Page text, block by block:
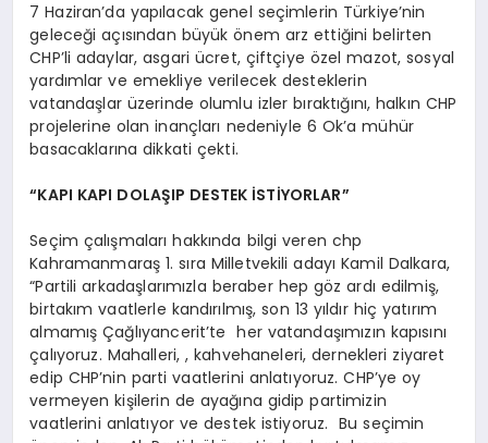
7 Haziran’da yapılacak genel seçimlerin Türkiye’nin
geleceği açısından büyük önem arz ettiğini belirten
CHP’li adaylar, asgari ücret, çiftçiye özel mazot, sosyal
yardımlar ve emekliye verilecek desteklerin
vatandaşlar üzerinde olumlu izler bıraktığını, halkın CHP
projelerine olan inançları nedeniyle 6 Ok’a mühür
basacaklarına dikkati çekti.
“KAPI KAPI DOLAŞIP DESTEK İSTİYORLAR”
Seçim çalışmaları hakkında bilgi veren chp
Kahramanmaraş 1. sıra Milletvekili adayı Kamil Dalkara,
“Partili arkadaşlarımızla beraber hep göz ardı edilmiş,
birtakım vaatlerle kandırılmış, son 13 yıldır hiç yatırım
almamış Çağlıyancerit’te her vatandaşımızın kapısını
çalıyoruz. Mahalleri, , kahvehaneleri, dernekleri ziyaret
edip CHP’nin parti vaatlerini anlatıyoruz. CHP’ye oy
vermeyen kişilerin de ayağına gidip partimizin
vaatlerini anlatıyor ve destek istiyoruz. Bu seçimin